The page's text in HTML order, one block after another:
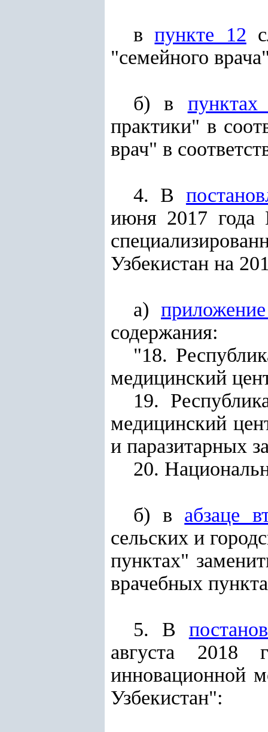
впункте 12
"семейного
б) в
практики" в
врач" в
4. В
июня 2017
Узбекистан на
а)
содержания:
"18.
медицинский
19.
медицинский
и паразитарных
20.
б) в абзаце
сельских и
пунктах"
врачебных
5. В
августа
инновационной
Узбекистан":